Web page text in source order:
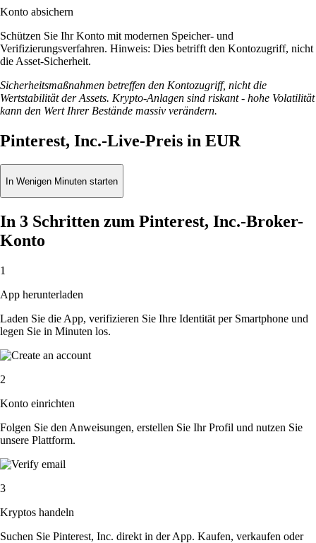
Konto absichern
Schützen Sie Ihr Konto mit modernen Speicher- und
Verifizierungsverfahren. Hinweis: Dies betrifft den Kontozugriff, nicht
die Asset-Sicherheit.
Sicherheitsmaßnahmen betreffen den Kontozugriff, nicht die
Wertstabilität der Assets. Krypto-Anlagen sind riskant - hohe Volatilität
kann den Wert Ihrer Bestände massiv verändern.
Pinterest, Inc.-Live-Preis in EUR
In Wenigen Minuten starten
In 3 Schritten zum Pinterest, Inc.-Broker-
Konto
1
App herunterladen
Laden Sie die App, verifizieren Sie Ihre Identität per Smartphone und
legen Sie in Minuten los.
2
Konto einrichten
Folgen Sie den Anweisungen, erstellen Sie Ihr Profil und nutzen Sie
unsere Plattform.
3
Kryptos handeln
Suchen Sie Pinterest, Inc. direkt in der App. Kaufen, verkaufen oder